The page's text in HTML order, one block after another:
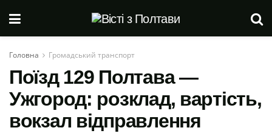
Головна Громадський транспорт
Поїзд 129 Полтава —
Ужгород: розклад, вартість,
вокзал відправлення